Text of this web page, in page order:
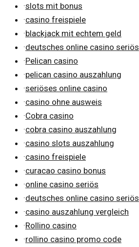
·slots mit bonus
·casino freispiele
·blackjack mit echtem geld
·deutsches online casino seriös
·Pelican casino
·pelican casino auszahlung
·seriöses online casino
·casino ohne ausweis
·Cobra casino
·cobra casino auszahlung
·casino slots auszahlung
·casino freispiele
·curacao casino bonus
·online casino seriös
·deutsches online casino seriös
·casino auszahlung vergleich
·Rollino casino
·rollino casino promo code